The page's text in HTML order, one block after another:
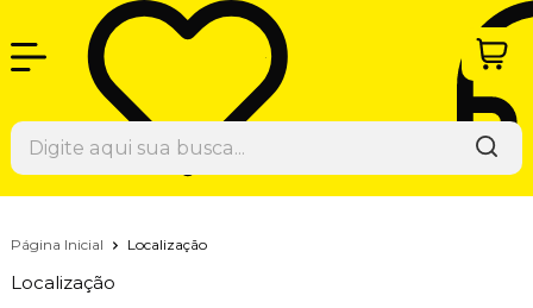
Página Inicial Localização
Localização